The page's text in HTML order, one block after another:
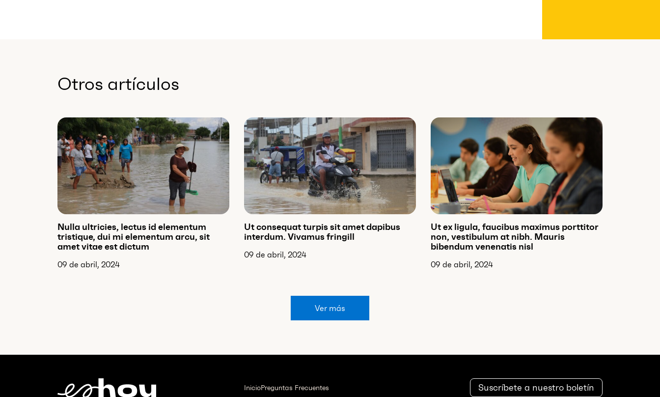
Otros artículos
Nulla ultricies, lectus id elementum
tristique, dui mi elementum arcu, sit
amet vitae est dictum
09 de abril, 2024
Ut consequat turpis sit amet dapibus
interdum. Vivamus fringill
09 de abril, 2024
Ut ex ligula, faucibus maximus porttitor
non, vestibulum at nibh. Mauris
bibendum venenatis nisl
09 de abril, 2024
Ver más
InicioPreguntas Frecuentes Suscríbete a nuestro boletín